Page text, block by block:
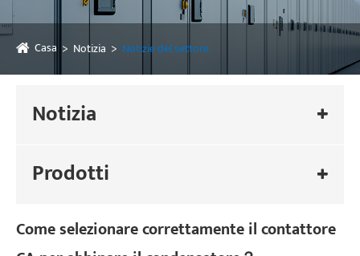
Casa Notizia Notizie del settore
Notizia
Prodotti
Come selezionare correttamente il contattore